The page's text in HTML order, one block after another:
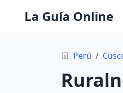
La Guía Online
Perú /